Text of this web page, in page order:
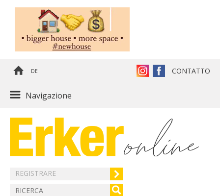
DE CONTATTO
Navigazione
REGISTRARE